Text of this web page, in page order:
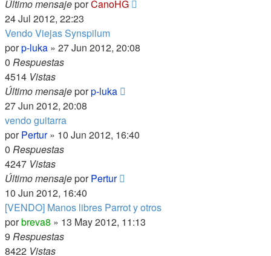
Último mensajeporCanoHG
24 Jul 2012, 22:23
Vendo Viejas Synspilum
porp-luka » 27 Jun 2012, 20:08
0 Respuestas
4514 Vistas
Último mensajeporp-luka
27 Jun 2012, 20:08
vendo guitarra
porPertur» 10 Jun 2012, 16:40
0 Respuestas
4247 Vistas
Último mensajeporPertur
10 Jun 2012, 16:40
[VENDO] Manos libres Parrot y otros
porbreva8 » 13 May 2012, 11:13
9 Respuestas
8422 Vistas